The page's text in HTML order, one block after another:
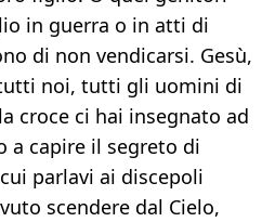
in guerra o in atti di
di non vendicarsi. Gesù,
noi, tutti gli uomini di
croce ci hai insegnato ad
a capire il segreto di
parlavi ai discepoli
scendere dal Cielo,